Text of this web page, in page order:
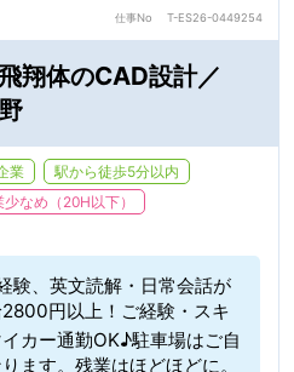
仕事No T-ES26-0449254
翔体のCAD設計／
業
駅から徒歩5分以内
少なめ（20H以下）
験、英文読解・日常会話が
円以上！ご経験・スキ
カー通勤OK♪駐車場はご自
ます。残業はほどほどに。